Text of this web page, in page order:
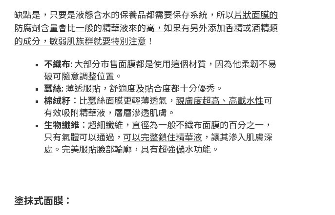
缺點是，只要是液態含水的保養品都需要保存系統，所以片狀面膜的
防腐劑含量會比一般的精華液來的高，如果有另外添加香精或酒精類
的成分，敏弱肌族群就要特別注意 ！
不織布: 大部分市售面膜都是使用這個材質，因為他柔韌不易
破可隨意調整位置。
蠶絲: 薄透服貼，舒適度及貼合度都十分優秀。
棉絨籽 ：比蠶絲面膜更輕薄透氣， 親膚度超高、高載水性可
有效吸附精華液，層層滲透肌膚。
生物纖維 ：超細纖維，直徑為一般不織布面膜的百分之一，
只有氣體可以通過， 可以完整鎖住精華液 ，讓其滲入肌膚深
處。完美服貼臉部輪廓，具有超強儲水功能。
塗抹式面膜：